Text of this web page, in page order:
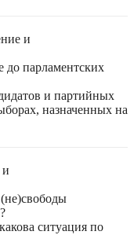
и
до парламентских
и партийных
назначенных на
ситуация по